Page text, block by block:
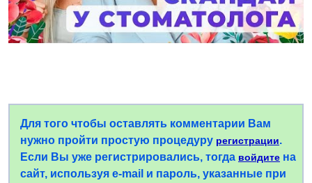
Для того чтобы оставлять комментарии Вам
нужно пройти простую процедуру регистрации.
Если Вы уже регистрировались, тогда войдите на
сайт, используя e-mail и пароль, указанные при